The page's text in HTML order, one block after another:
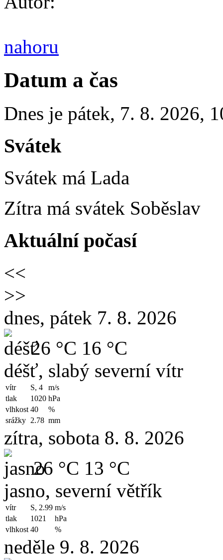
nahoru
Datum a čas
Dnes je pátek, 7. 8. 2026,
Svátek
Svátek má Lada
Zítra má svátek Soběslav
Aktuální počasí
<<
>>
dnes, pátek 7. 8. 2026
26 °C 16 °C
déšť, slabý severní vítr
vítr S, 4
m/s
tlak
1020 hPa
vlhkost 40
%
srážky 2.78 mm
zítra, sobota 8. 8. 2026
26 °C 13 °C
jasno, severní větřík
vítr S, 2.99 m/s
tlak
1021
hPa
vlhkost 40 %
neděle 9. 8. 2026